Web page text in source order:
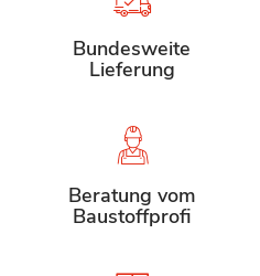
Bundesweite
Lieferung
Beratung vom
Baustoffprofi